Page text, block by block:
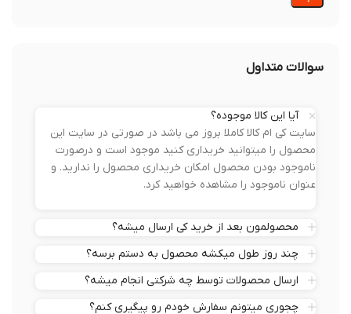
سوالات متداول
آیا این کالا موجوده؟
سایت کی ام کالا کاملا بروز می باشد در صورتی در سایت این
محصول را میتوانید خریداری کنید موجود است و درصورت
ناموجود بودن محصول امکان خریداری محصول را ندارید. و
عنوان ناموجود را مشاهده خواهید کرد.
محصولمون بعد از خرید کی ارسال میشه؟
چند روز طول میکشه محصول به دستم برسه؟
ارسال محصولات توسط چه شرکتی انجام میشه؟
چجوری میتونم سفارش خودم رو پیگیری کنم؟